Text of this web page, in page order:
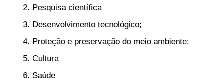
Pesquisa científica
Desenvolvimento tecnológico;
Proteção e preservação do meio ambiente;
Cultura
Saúde